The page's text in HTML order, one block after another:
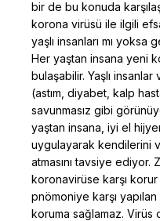
bir de bu konuda
korona virüsü ile ilgili
yaşlı insanları mı
Her yaştan insana yeni
bulaşabilir. Yaşlı
(astım, diyabet, kalp
savunmasız gibi
yaştan insana, iyi el
uygulayarak kendilerini
atmasını tavsiye ediyor.
koronavirüse karşı korur
pnömoniye karşı
koruma sağlamaz. Virüs